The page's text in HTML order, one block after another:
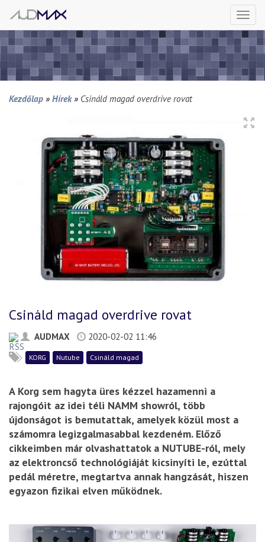
Kezdőlap » Hírek » Csináld magad overdrive rovat
Csináld magad overdrive rovat
AUDMAX 2020-02-02 11:46
KORG Nutube Csináld magad
A Korg sem hagyta üres kézzel hazamenni a
rajongóit az idei téli NAMM showról, több
újdonságot is bemutattak, amelyek közül most a
számomra legizgalmasabbal kezdeném. Előző
cikkeimben már olvashattatok a NUTUBE-ról, mely
az elektroncső technológiáját kicsinyíti le, ezúttal
pedál méretre, megtartva annak hangzását, hiszen
egyazon fizikai elven működnek.